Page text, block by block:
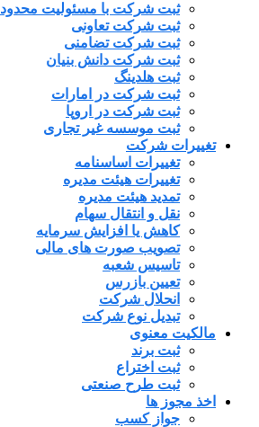
ثبت شرکت با مسئولیت محدود
ثبت شرکت تعاونی
ثبت شرکت تضامنی
ثبت شرکت دانش بنیان
ثبت هلدینگ
ثبت شرکت در امارات
ثبت شرکت در اروپا
ثبت موسسه غیر تجاری
تغییرات شرکت
تغییرات اساسنامه
تغییرات هیئت مدیره
تمدید هیئت مدیره
نقل و انتقال سهام
کاهش یا افزایش سرمایه
تصویب صورت های مالی
تاسیس شعبه
تعیین بازرس
انحلال شرکت
تبدیل نوع شرکت
مالکیت معنوی
ثبت برند
ثبت اختراع
ثبت طرح صنعتی
اخذ مجوز ها
جواز کسب